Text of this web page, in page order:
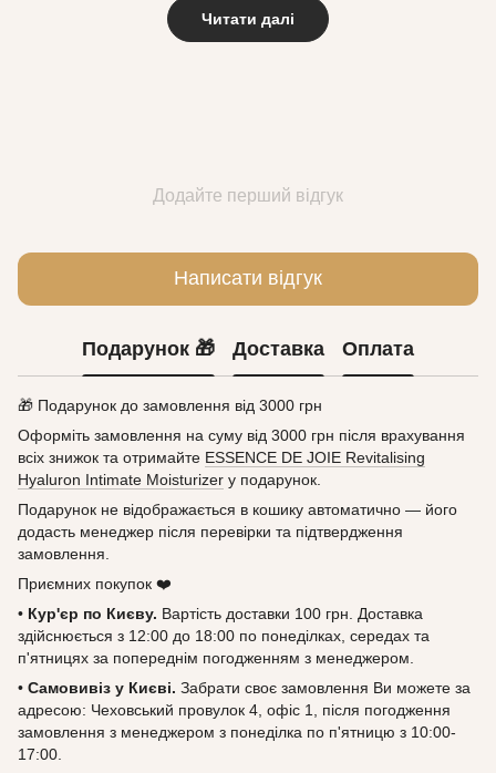
Читати далі
Додайте перший відгук
Написати відгук
Подарунок 🎁 Доставка Оплата
🎁 Подарунок до замовлення від 3000 грн
Оформіть замовлення на суму від 3000 грн після врахування
всіх знижок та отримайте ESSENCE DE JOIE Revitalising
Hyaluron Intimate Moisturizer у подарунок.
Подарунок не відображається в кошику автоматично — його
додасть менеджер після перевірки та підтвердження
замовлення.
Приємних покупок ❤️
• Кур'єр по Києву. Вартість доставки 100 грн. Доставка
здійснюється з 12:00 до 18:00 по понеділках, середах та
п'ятницях за попереднім погодженням з менеджером.
• Самовивіз у Києві. Забрати своє замовлення Ви можете за
адресою: Чеховський провулок 4, офіс 1, після погодження
замовлення з менеджером з понеділка по п'ятницю з 10:00-
17:00.